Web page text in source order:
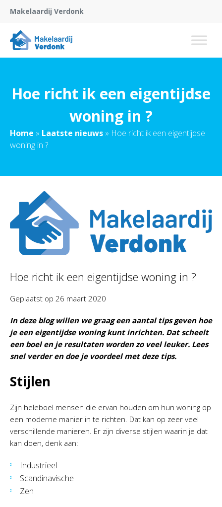
Makelaardij Verdonk
Hoe richt ik een eigentijdse
woning in ?
Home » Laatste nieuws » Hoe richt ik een eigentijdse
woning in ?
Hoe richt ik een eigentijdse woning in ?
Geplaatst op 26 maart 2020
In deze blog willen we graag een aantal tips geven hoe
je een eigentijdse woning kunt inrichten. Dat scheelt
een boel en je resultaten worden zo veel leuker. Lees
snel verder en doe je voordeel met deze tips.
Stijlen
Zijn heleboel mensen die ervan houden om hun woning op
een moderne manier in te richten. Dat kan op zeer veel
verschillende manieren. Er zijn diverse stijlen waarin je dat
kan doen, denk aan:
Industrieel
Scandinavische
Zen